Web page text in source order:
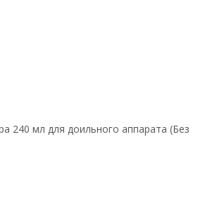
240 мл для доильного аппарата (Без